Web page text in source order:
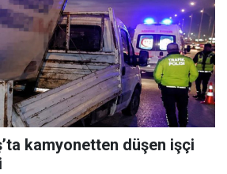
kamyonetten düşen işçi